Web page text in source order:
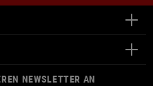
NEWSLETTER AN